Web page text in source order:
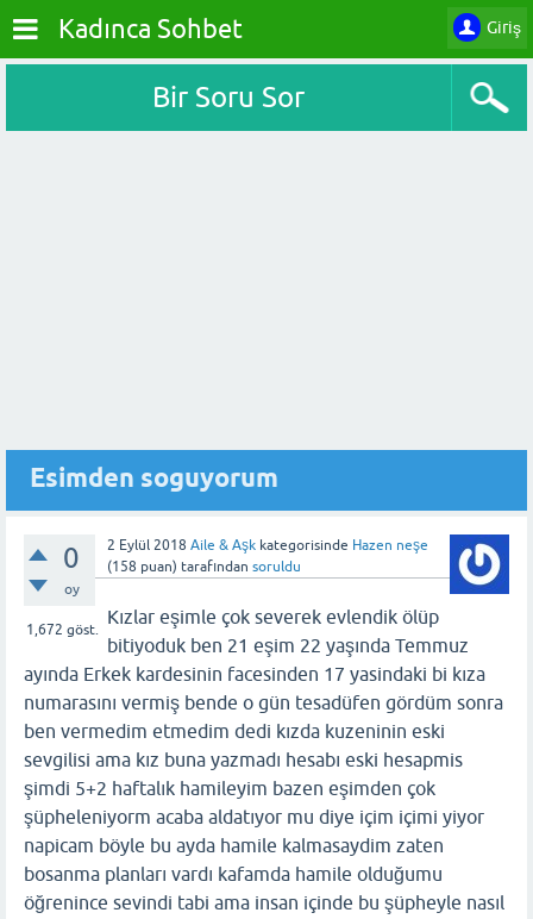
Giriş
Kadınca Sohbet
Bir Soru Sor
Esimden soguyorum
0
oy
1,672 göst.
2 Eylül 2018 Aile & Aşk kategorisinde Hazen neşe
(158 puan) tarafından soruldu
Kızlar eşimle çok severek evlendik ölüp
bitiyoduk ben 21 eşim 22 yaşında Temmuz
ayında Erkek kardesinin facesinden 17 yasindaki bi kıza
numarasını vermiş bende o gün tesadüfen gördüm sonra
ben vermedim etmedim dedi kızda kuzeninin eski
sevgilisi ama kız buna yazmadı hesabı eski hesapmis
şimdi 5+2 haftalık hamileyim bazen eşimden çok
şüpheleniyorm acaba aldatıyor mu diye içim içimi yiyor
napicam böyle bu ayda hamile kalmasaydim zaten
bosanma planları vardı kafamda hamile olduğumu
öğrenince sevindi tabi ama insan içinde bu şüpheyle nasıl